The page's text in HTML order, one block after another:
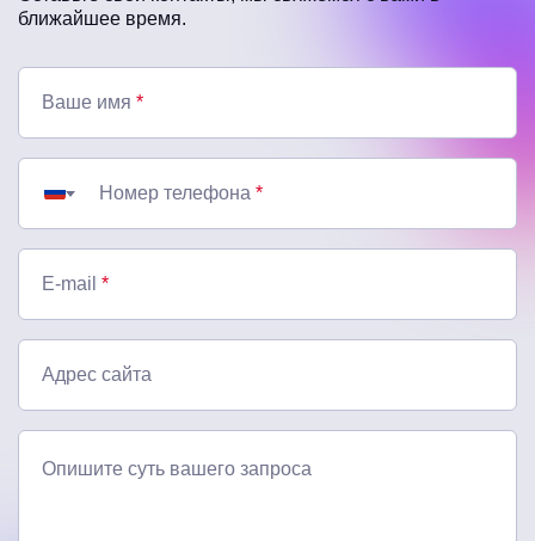
ближайшее время.
Ваше имя *
Номер телефона *
E-mail *
Адрес сайта
Опишите суть вашего запроса